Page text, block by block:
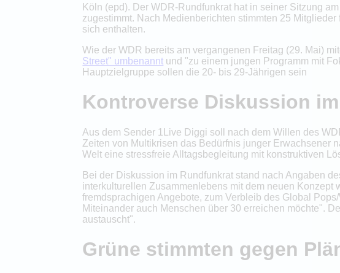
Köln (epd). Der WDR-Rundfunkrat hat in seiner Sitzung
zugestimmt. Nach Medienberichten stimmten 25
sich enthalten.
Wie der WDR bereits am vergangenen Freitag (29. Mai)
Street" umbenannt und "zu einem jungen Programm mit
Hauptzielgruppe sollen die 20- bis 29-Jährigen sein
Kontroverse Diskussion
Aus dem Sender 1Live Diggi soll nach dem Willen des
Zeiten von Multikrisen das Bedürfnis junger Erwachsener
Welt eine stressfreie Alltagsbegleitung mit konstruktiven
Bei der Diskussion im Rundfunkrat stand nach Angaben
interkulturellen Zusammenlebens mit dem neuen
fremdsprachigen Angebote, zum Verbleib des Global
Miteinander auch Menschen über 30 erreichen möchte".
austauscht".
Grüne stimmten gegen